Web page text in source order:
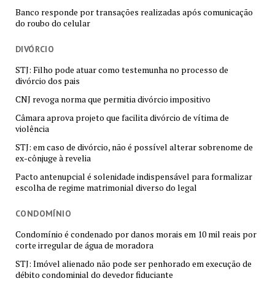
Banco responde por transações realizadas após comunicação
do roubo do celular
DIVÓRCIO
STJ: Filho pode atuar como testemunha no processo de
divórcio dos pais
CNJ revoga norma que permitia divórcio impositivo
Câmara aprova projeto que facilita divórcio de vítima de
violência
STJ: em caso de divórcio, não é possível alterar sobrenome de
ex-cônjuge à revelia
Pacto antenupcial é solenidade indispensável para formalizar
escolha de regime matrimonial diverso do legal
CONDOMÍNIO
Condomínio é condenado por danos morais em 10 mil reais por
corte irregular de água de moradora
STJ: Imóvel alienado não pode ser penhorado em execução de
débito condominial do devedor fiduciante